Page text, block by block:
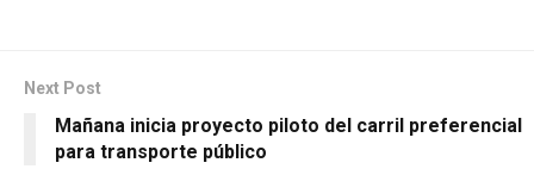
Next Post
Mañana inicia proyecto piloto del carril preferencial
para transporte público